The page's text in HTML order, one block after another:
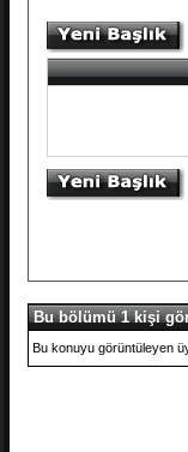
Bu bölümü 1 kişi
Bu konuyu görüntüleyen